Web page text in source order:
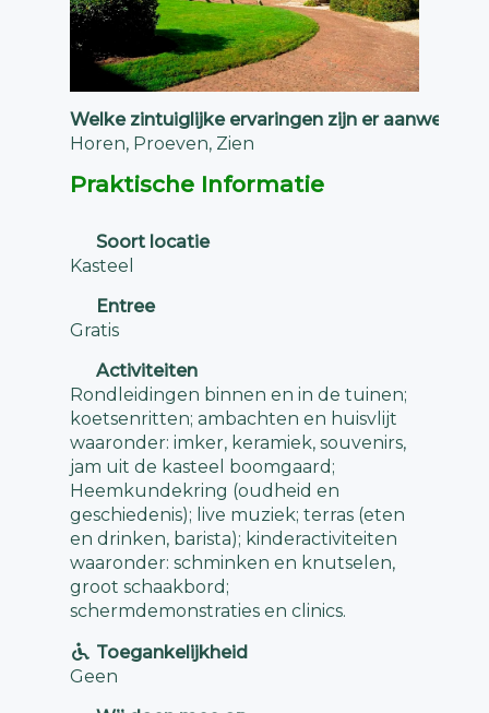
Welke zintuiglijke ervaringen zijn er aanwezig?
Horen, Proeven, Zien
Praktische Informatie
Soort locatie
Kasteel
Entree
Gratis
Activiteiten
Rondleidingen binnen en in de tuinen;
koetsenritten; ambachten en huisvlijt
waaronder: imker, keramiek, souvenirs,
jam uit de kasteel boomgaard;
Heemkundekring (oudheid en
geschiedenis); live muziek; terras (eten
en drinken, barista); kinderactiviteiten
waaronder: schminken en knutselen,
groot schaakbord;
schermdemonstraties en clinics.
Toegankelijkheid
Geen